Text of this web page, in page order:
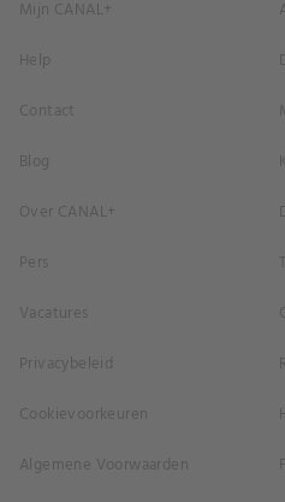
Mijn CANAL+
Help
Contact
Blog
Over CANAL+
Pers
Vacatures
Privacybeleid
Cookievoorkeuren
Algemene Voorwaarden